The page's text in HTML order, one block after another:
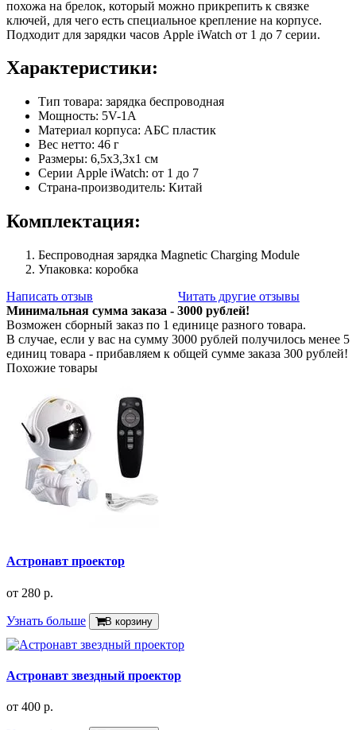
похожа на брелок, который можно прикрепить к связке
ключей, для чего есть специальное крепление на корпусе.
Подходит для зарядки часов Apple iWatch от 1 до 7 серии.
Характеристики:
Тип товара: зарядка беспроводная
Мощность: 5V-1A
Материал корпуса: АБС пластик
Вес нетто: 46 г
Размеры: 6,5х3,3х1 см
Серии Apple iWatch: от 1 до 7
Страна-производитель: Китай
Комплектация:
Беспроводная зарядка Magnetic Charging Module
Упаковка: коробка
Написать отзыв
Читать другие отзывы
Минимальная сумма заказа - 3000 рублей!
Возможен сборный заказ по 1 единице разного товара.
В случае, если у вас на сумму 3000 рублей получилось менее 5
единиц товара - прибавляем к общей сумме заказа 300 рублей!
Похожие товары
Астронавт проектор
от 280 р.
Узнать больше В корзину
Астронавт звездный проектор
от 400 р.